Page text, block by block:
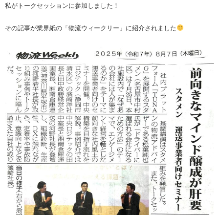
私がトークセッションに参加しました！
その記事が業界紙の「物流ウィークリー」に紹介されました